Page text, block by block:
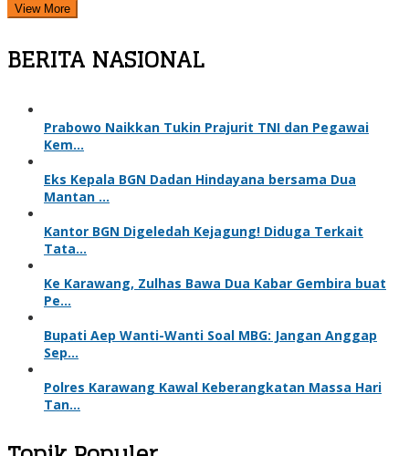
View More
BERITA NASIONAL
Prabowo Naikkan Tukin Prajurit TNI dan Pegawai
Kem…
Eks Kepala BGN Dadan Hindayana bersama Dua
Mantan …
Kantor BGN Digeledah Kejagung! Diduga Terkait
Tata…
Ke Karawang, Zulhas Bawa Dua Kabar Gembira buat
Pe…
Bupati Aep Wanti-Wanti Soal MBG: Jangan Anggap
Sep…
Polres Karawang Kawal Keberangkatan Massa Hari
Tan…